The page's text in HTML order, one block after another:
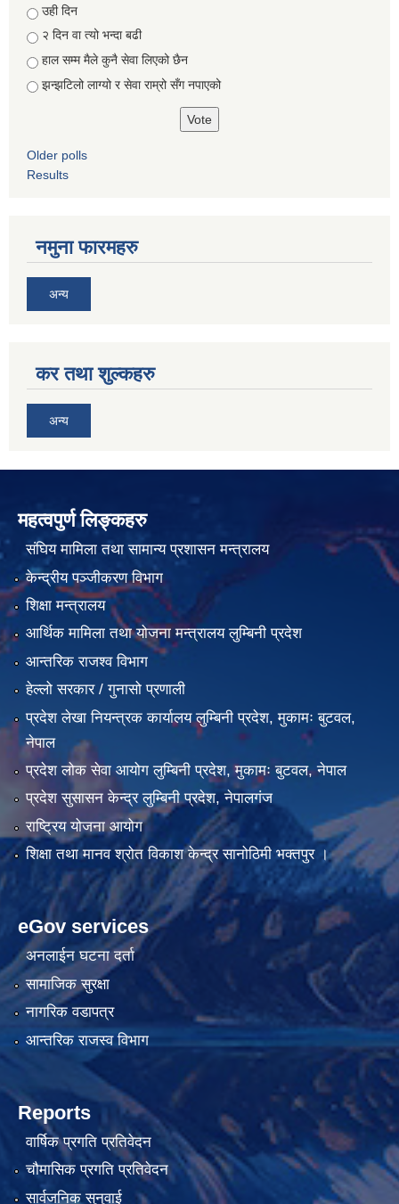
Choices
उही दिन
२ दिन वा त्यो भन्दा बढी
हाल सम्म मैले कुनै सेवा लिएको छैन
झन्झटिलो लाग्यो र सेवा राम्रो सँग नपाएको
Older polls
Results
नमुना फारमहरु
अन्य
कर तथा शुल्कहरु
अन्य
महत्वपुर्ण लिङ्कहरु
संघिय मामिला तथा सामान्य प्रशासन मन्त्रालय
केन्द्रीय पञ्जीकरण विभाग
शिक्षा मन्त्रालय
आर्थिक मामिला तथा योजना मन्त्रालय लुम्बिनी प्रदेश
आन्तरिक राजश्व विभाग
हेल्लो सरकार / गुनासो प्रणाली
प्रदेश लेखा नियन्त्रक कार्यालय लुम्बिनी प्रदेश, मुकामः बुटवल,
नेपाल
प्रदेश लोक सेवा आयोग लुम्बिनी प्रदेश, मुकामः बुटवल, नेपाल
प्रदेश सुसासन केन्द्र लुम्बिनी प्रदेश, नेपालगंज
राष्ट्रिय योजना आयोग
शिक्षा तथा मानव श्रोत विकाश केन्द्र सानोठिमी भक्तपुर ।
eGov services
अनलाईन घटना दर्ता
सामाजिक सुरक्षा
नागरिक वडापत्र
आन्तरिक राजस्व विभाग
Reports
वार्षिक प्रगति प्रतिवेदन
चौमासिक प्रगति प्रतिवेदन
सार्वजनिक सुनुवाई